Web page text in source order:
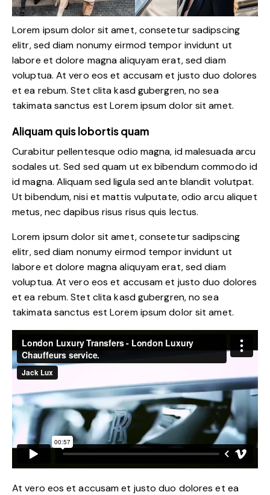
Lorem ipsum dolor sit amet, consetetur sadipscing
elitr, sed diam nonumy eirmod tempor invidunt ut
labore et dolore magna aliquyam erat, sed diam
voluptua. At vero eos et accusam et justo duo dolores
et ea rebum. Stet clita kasd gubergren, no sea
takimata sanctus est Lorem ipsum dolor sit amet.
Aliquam quis lobortis quam
Curabitur pellentesque odio magna, id malesuada arcu
sodales ut. Sed sed quam ut ex bibendum commodo id
id magna. Aliquam sed ligula sed ante blandit volutpat.
Ut bibendum, nisi et mattis vulputate, odio arcu aliquet
metus, nec dapibus risus risus quis lectus.
Lorem ipsum dolor sit amet, consetetur sadipscing
elitr, sed diam nonumy eirmod tempor invidunt ut
labore et dolore magna aliquyam erat, sed diam
voluptua. At vero eos et accusam et justo duo dolores
et ea rebum. Stet clita kasd gubergren, no sea
takimata sanctus est Lorem ipsum dolor sit amet.
At vero eos et accusam et justo duo dolores et ea